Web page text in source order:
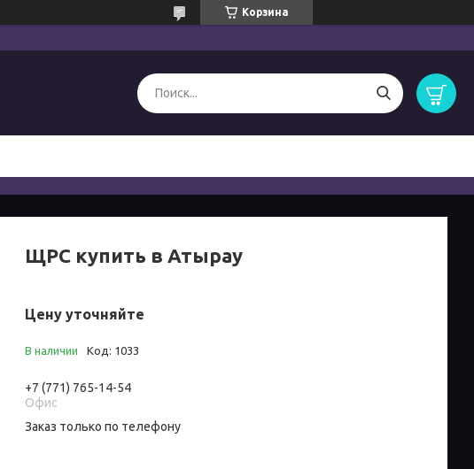
Корзина
ЩРС купить в Атырау
Цену уточняйте
В наличии Код: 1033
+7 (771) 765-14-54
Офис
Заказ только по телефону